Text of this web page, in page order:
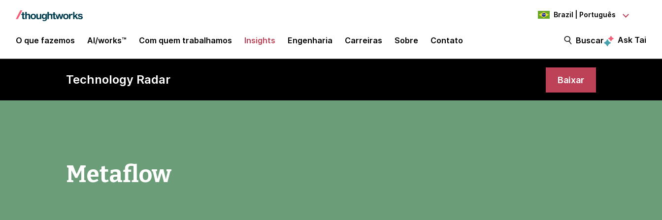
Brazil | Português
O que fazemos AI/works™ Com quem trabalhamos Insights Engenharia Carreiras Sobre Contato Buscar Ask Tai
Technology Radar Baixar
Metaflow